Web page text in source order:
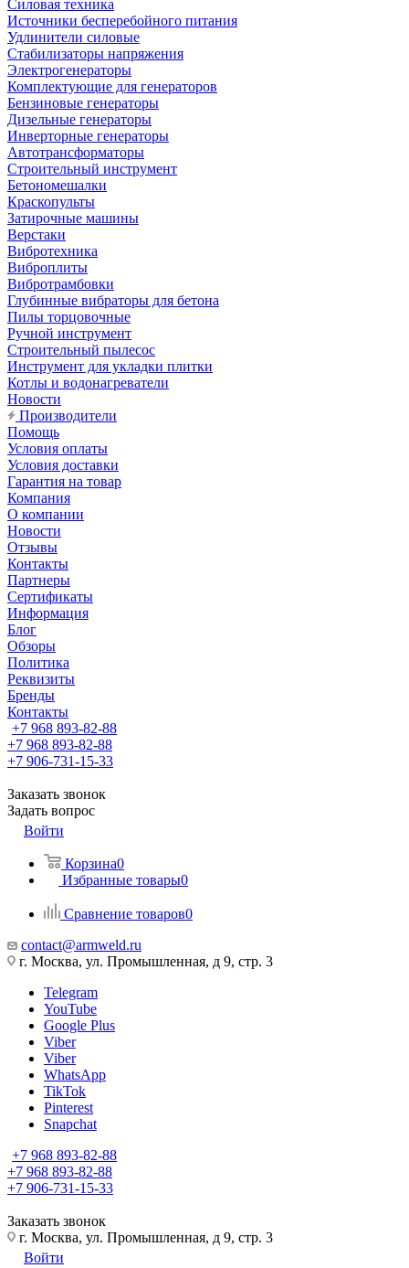
Силовая техника
Источники бесперебойного питания
Удлинители силовые
Стабилизаторы напряжения
Электрогенераторы
Комплектующие для генераторов
Бензиновые генераторы
Дизельные генераторы
Инверторные генераторы
Автотрансформаторы
Строительный инструмент
Бетономешалки
Краскопульты
Затирочные машины
Верстаки
Вибротехника
Виброплиты
Вибротрамбовки
Глубинные вибраторы для бетона
Пилы торцовочные
Ручной инструмент
Строительный пылесос
Инструмент для укладки плитки
Котлы и водонагреватели
Новости
Производители
Помощь
Условия оплаты
Условия доставки
Гарантия на товар
Компания
О компании
Новости
Отзывы
Контакты
Партнеры
Сертификаты
Информация
Блог
Обзоры
Политика
Реквизиты
Бренды
Контакты
+7 968 893-82-88
+7 968 893-82-88
+7 906-731-15-33
Заказать звонок
Задать вопрос
Войти
Корзина0
Избранные товары0
Сравнение товаров0
contact@armweld.ru
г. Москва, ул. Промышленная, д 9, стр. 3
Telegram
YouTube
Google Plus
Viber
Viber
WhatsApp
TikTok
Pinterest
Snapchat
+7 968 893-82-88
+7 968 893-82-88
+7 906-731-15-33
Заказать звонок
г. Москва, ул. Промышленная, д 9, стр. 3
Войти